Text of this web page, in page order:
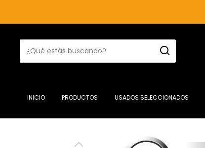
INICIO PRODUCTOS USADOS SELECCIONADOS